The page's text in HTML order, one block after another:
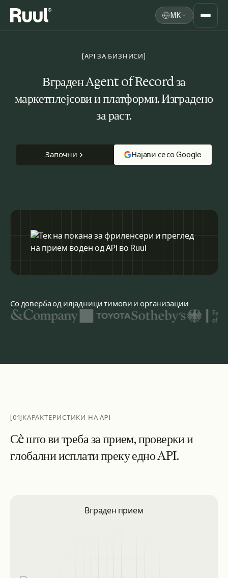
Ruul дома MK
Ресурси
[API ЗА БИЗНИСИ]
Вграден Agent of Record за
маркетплејсови и платформи. Изградено
за раст.
Започни Најави се со Google
Со доверба од илјадници тимови и организации
[01]КАРАКТЕРИСТИКИ НА API
Сèштовитребазаприем,проверкии
глобалниисплатипрекуедноAPI.
Вграден прием